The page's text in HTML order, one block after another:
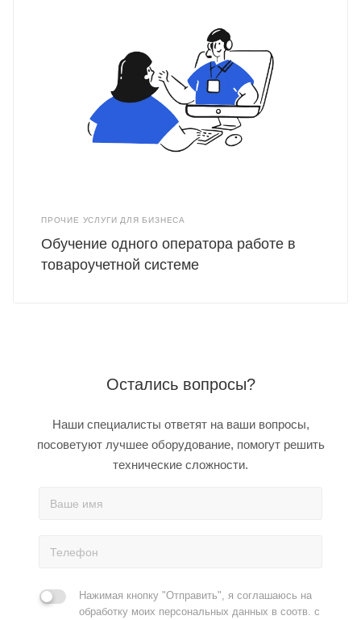
ПРОЧИЕ УСЛУГИ ДЛЯ БИЗНЕСА
Обучение одного оператора работе в
товароучетной системе
Остались вопросы?
Наши специалисты ответят на ваши вопросы,
посоветуют лучшее оборудование, помогут решить
технические сложности.
Нажимая кнопку "Отправить", я соглашаюсь на
обработку моих персональных данных в соотв. с